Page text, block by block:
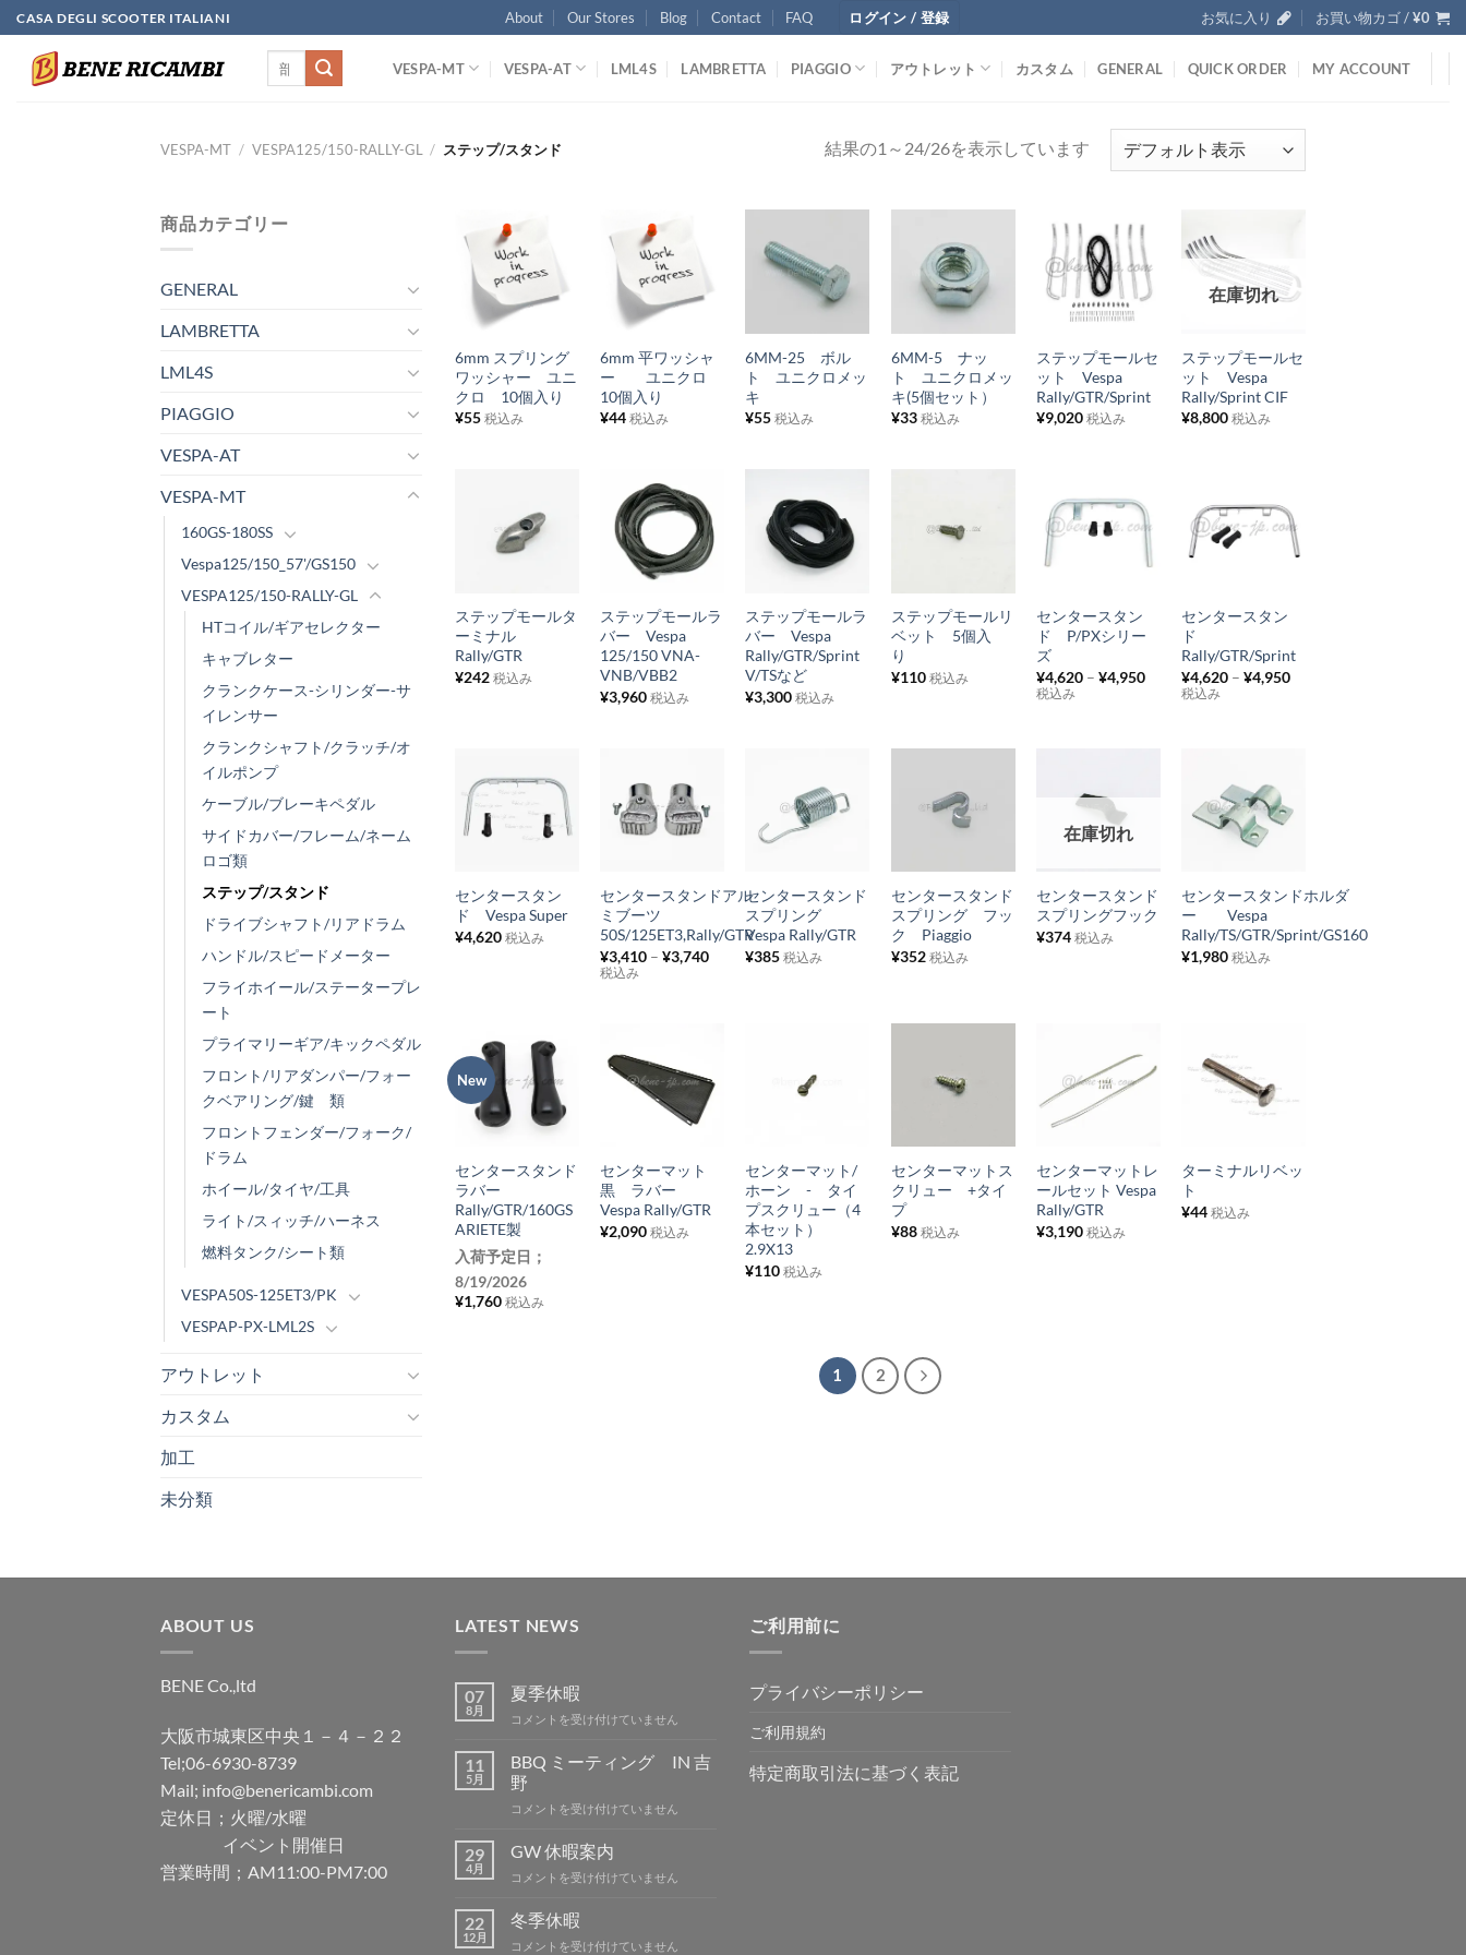
Skip
to
content
CASA DEGLI SCOOTER ITALIANI About Our Stores Blog Contact FAQ ログイン / 登録 お気に入り お買い物カゴ /¥0
VESPA-MT VESPA-AT LML4S LAMBRETTA PIAGGIO アウトレット カスタム GENERAL QUICK ORDER MY ACCOUNT
VESPA-MT / VESPA125/150-RALLY-GL / ステップ/スタンド 結果の1～24/26を表示しています
商品カテゴリー
GENERAL
LAMBRETTA
LML4S
PIAGGIO
VESPA-AT
VESPA-MT
160GS-180SS
Vespa125/150_57'/GS150
VESPA125/150-RALLY-GL
HTコイル/ギアセレクター
キャブレター
クランクケース-シリンダー-サ
イレンサー
クランクシャフト/クラッチ/オ
イルポンプ
ケーブル/ブレーキペダル
サイドカバー/フレーム/ネーム
ロゴ類
ステップ/スタンド
ドライブシャフト/リアドラム
ハンドル/スピードメーター
フライホイール/ステータープレ
ート
プライマリーギア/キックペダル
フロント/リアダンパー/フォー
クベアリング/鍵 類
フロントフェンダー/フォーク/
ドラム
ホイール/タイヤ/工具
ライト/スィッチ/ハーネス
燃料タンク/シート類
VESPA50S-125ET3/PK
VESPAP-PX-LML2S
アウトレット
カスタム
加工
未分類
お
気
入
り
リ
追
6mm スプリング
ワッシャー ユニ
クロ 10個入り
¥55 税込み
お
気
入
リ
に
加
6mm 平ワッシャ
ー ユニクロ
10個入り
¥44 税込み
お
気
に
入
リ
に
追
加
6MM-25 ボル
ト ユニクロメッ
キ
¥55 税込み
お
気
に
入
リ
追
6MM-5 ナッ
ト ユニクロメッ
キ(5個セット）
¥33 税込み
お
気
入
り
リ
に
追
ステップモールセ
ット Vespa
Rally/GTR/Sprint
¥9,020 税込み
気
入
り
リ
に
追
在庫切れ
ステップモールセ
ット Vespa
Rally/Sprint CIF
¥8,800 税込み
お
入
リ
追
ステップモールタ
ーミナル
Rally/GTR
¥242 税込み
気
入
り
リ
ス
追
加
ステップモールラ
バー Vespa
125/150 VNA-
VNB/VBB2
¥3,960 税込み
お
気
入
り
ス
追
加
ステップモールラ
バー Vespa
Rally/GTR/Sprint
V/TSなど
¥3,300 税込み
お
に
入
リ
追
加
ステップモールリ
ベット 5個入
り
¥110 税込み
お
入
リ
加
センタースタン
ド P/PXシリー
ズ
¥4,620 –¥4,950
税込み
お
入
り
リ
追
加
センタースタン
ド
Rally/GTR/Sprint
¥4,620 –¥4,950
税込み
入
り
に
追
加
センタースタン
ド Vespa Super
¥4,620 税込み
お
入
り
リ
追
センタースタンドアル
ミブーツ
50S/125ET3,Rally/GTR
¥3,410 –¥3,740
税込み
お
入
り
リ
センタースタンド
スプリング
Vespa Rally/GTR
¥385 税込み
お
に
入
り
リ
加
センタースタンド
スプリング フッ
ク Piaggio
¥352 税込み
気
入
追
加
在庫切れ
センタースタンド
スプリングフック
¥374 税込み
お
気
入
り
リ
追
加
センタースタンドホルダ
ー Vespa
Rally/TS/GTR/Sprint/GS160
¥1,980 税込み
New
お
気
入
り
ス
ト
+
センタースタンド
ラバー
Rally/GTR/160GS
ARIETE製
入荷予定日；
8/19/2026
¥1,760 税込み
お
気
入
り
リ
センターマット
黒 ラバー
Vespa Rally/GTR
¥2,090 税込み
入
加
センターマット/
ホーン - タイ
プスクリュー（4
本セット）
2.9X13
¥110 税込み
お
に
入
リ
センターマットス
クリュー +タイ
プ
¥88 税込み
お
入
リ
+
センターマットレ
ールセット Vespa
Rally/GTR
¥3,190 税込み
お
気
入
ターミナルリベッ
ト
¥44 税込み
1 2
ABOUT US
BENE Co.,ltd
大阪市城東区中央１－４－２２
Tel;06-6930-8739
Mail; info@benericambi.com
定休日；火曜/水曜
イベント開催日
営業時間；AM11:00-PM7:00
LATEST NEWS
07
8月
夏季休暇
夏
休
暇
は
コメントを受け付けていません
11
5月
BBQ ミーティング IN 吉
野
BBQ
ー
テ
ィ
グ
コメントを受け付けていません
29
4月
GW 休暇案内
GW
暇
案
内
コメントを受け付けていません
22
12月
冬季休暇
冬
コメントを受け付けていません
ご利用前に
プライバシーポリシー
ご利用規約
特定商取引法に基づく表記